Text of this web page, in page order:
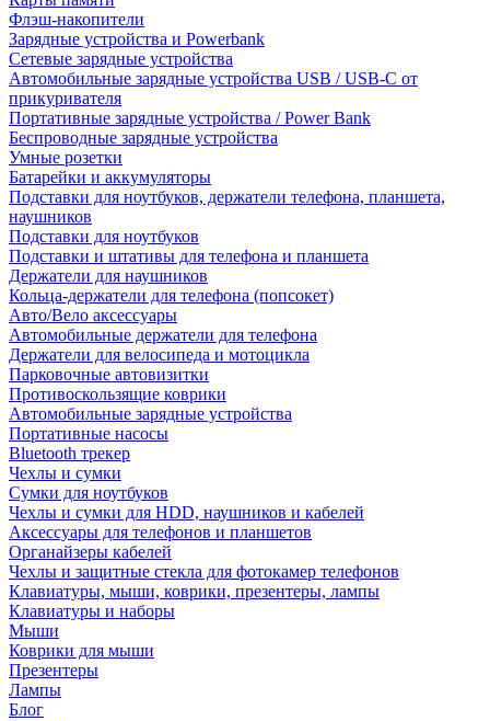
Флэш-накопители
Зарядные устройства и Powerbank
Сетевые зарядные устройства
Автомобильные зарядные устройства USB / USB-C от
прикуривателя
Портативные зарядные устройства / Power Bank
Беспроводные зарядные устройства
Умные розетки
Батарейки и аккумуляторы
Подставки для ноутбуков, держатели телефона, планшета,
наушников
Подставки для ноутбуков
Подставки и штативы для телефона и планшета
Держатели для наушников
Кольца-держатели для телефона (попсокет)
Авто/Вело аксессуары
Автомобильные держатели для телефона
Держатели для велосипеда и мотоцикла
Парковочные автовизитки
Противоскользящие коврики
Автомобильные зарядные устройства
Портативные насосы
Bluetooth трекер
Чехлы и сумки
Сумки для ноутбуков
Чехлы и сумки для HDD, наушников и кабелей
Аксессуары для телефонов и планшетов
Органайзеры кабелей
Чехлы и защитные стекла для фотокамер телефонов
Клавиатуры, мыши, коврики, презентеры, лампы
Клавиатуры и наборы
Мыши
Коврики для мыши
Презентеры
Лампы
Блог